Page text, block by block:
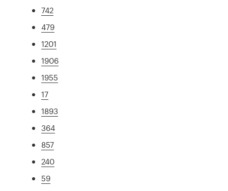
742
479
1201
1906
1955
17
1893
364
857
240
59